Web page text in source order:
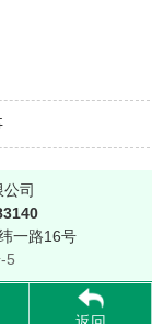
司
一路16号
5